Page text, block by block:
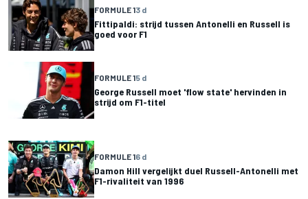
FORMULE 13 d
Fittipaldi: strijd tussen Antonelli en Russell is
goed voor F1
FORMULE 15 d
George Russell moet 'flow state' hervinden in
strijd om F1-titel
FORMULE 16 d
Damon Hill vergelijkt duel Russell-Antonelli met
F1-rivaliteit van 1996